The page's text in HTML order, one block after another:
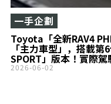
Toyota「全新RAV4
「主力車型」，搭載
SPORT」版本！實際駕
一手企劃
2026-06-02